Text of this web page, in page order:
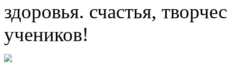
здоровья. счастья,
учеников!